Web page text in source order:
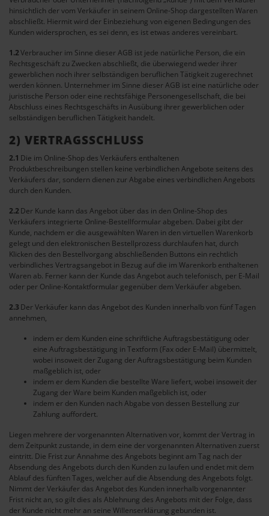
hinsichtlich der vom Verkäufer in seinem Online-Shop dargestellten Waren
abschließt. Hiermit wird der Einbeziehung von eigenen Bedingungen des
Kunden widersprochen, es sei denn, es ist etwas anderes vereinbart.
1.2Verbraucher im Sinne dieser AGB ist jede natürliche Person, die ein
Rechtsgeschäft zu Zwecken abschließt, die überwiegend weder ihrer
gewerblichen noch ihrer selbständigen beruflichen Tätigkeit zugerechnet
werden können. Unternehmer im Sinne dieser AGB ist eine natürliche oder
juristische Person oder eine rechtsfähige Personengesellschaft, die bei
Abschluss eines Rechtsgeschäfts in Ausübung ihrer gewerblichen oder
selbständigen beruflichen Tätigkeit handelt.
2) VERTRAGSSCHLUSS
2.1 Die im Online-Shop des Verkäufers enthaltenen
Produktbeschreibungen stellen keine verbindlichen Angebote seitens des
Verkäufers dar, sondern dienen zur Abgabe eines verbindlichen Angebots
durch den Kunden.
2.2 Der Kunde kann das Angebot über das in den Online-Shop des
Verkäufers integrierte Online-Bestellformular abgeben. Dabei gibt der
Kunde, nachdem er die ausgewählten Waren in den virtuellen Warenkorb
gelegt und den elektronischen Bestellprozess durchlaufen hat, durch
Klicken des den Bestellvorgang abschließenden Buttons ein rechtlich
verbindliches Vertragsangebot in Bezug auf die im Warenkorb enthaltenen
Waren ab. Ferner kann der Kunde das Angebot auch telefonisch, per E-Mail
oder per Online-Kontaktformular gegenüber dem Verkäufer abgeben.
2.3 Der Verkäufer kann das Angebot des Kunden innerhalb von fünf Tagen
annehmen,
indem er dem Kunden eine schriftliche Auftragsbestätigung oder
eine Auftragsbestätigung in Textform (Fax oder E-Mail) übermittelt,
wobei insoweit der Zugang der Auftragsbestätigung beim Kunden
maßgeblich ist, oder
indem er dem Kunden die bestellte Ware liefert, wobei insoweit der
Zugang der Ware beim Kunden maßgeblich ist, oder
indem er den Kunden nach Abgabe von dessen Bestellung zur
Zahlung auffordert.
Liegen mehrere der vorgenannten Alternativen vor, kommt der Vertrag in
dem Zeitpunkt zustande, in dem eine der vorgenannten Alternativen zuerst
eintritt. Die Frist zur Annahme des Angebots beginnt am Tag nach der
Absendung des Angebots durch den Kunden zu laufen und endet mit dem
Ablauf des fünften Tages, welcher auf die Absendung des Angebots folgt.
Nimmt der Verkäufer das Angebot des Kunden innerhalb vorgenannter
Frist nicht an, so gilt dies als Ablehnung des Angebots mit der Folge, dass
der Kunde nicht mehr an seine Willenserklärung gebunden ist.